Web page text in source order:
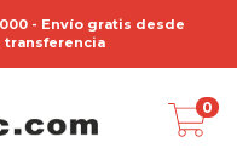
- Envío gratis desde
transferencia
0